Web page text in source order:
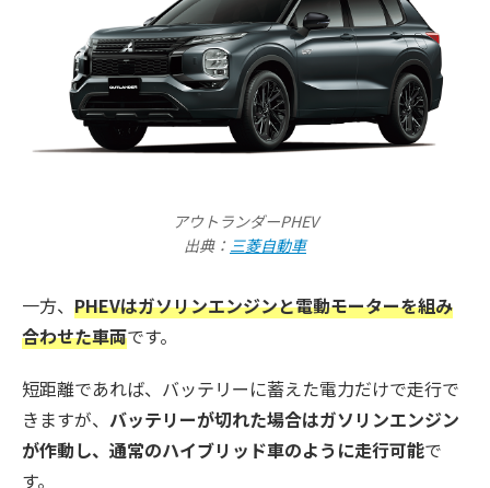
アウトランダーPHEV
出典： 三菱自動車
一方、 PHEVはガソリンエンジンと電動モーターを組み
合わせた車両です。
短距離であれば、バッテリーに蓄えた電力だけで走行で
きますが、 バッテリーが切れた場合はガソリンエンジン
が作動し、通常のハイブリッド車のように走行可能で
す。